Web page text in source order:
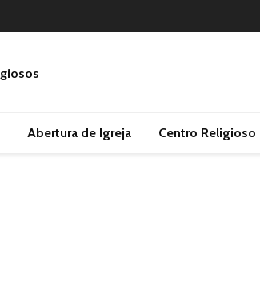
Abertura de Igreja Centro Religioso